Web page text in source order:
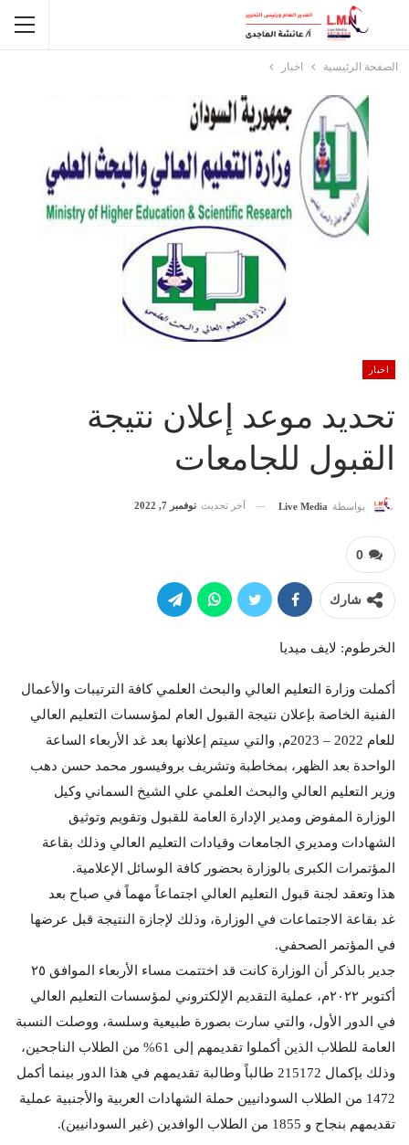
الصفحة الرئيسية اخبار
اخبار
تحديد موعد إعلان نتيجة
القبول للجامعات
بواسطة Live Media آخر تحديث نوفمبر 7, 2022
0
شارك
الخرطوم: لايف ميديا
أكملت وزارة التعليم العالي والبحث العلمي كافة الترتيبات والأعمال
الفنية الخاصة بإعلان نتيجة القبول العام لمؤسسات التعليم العالي
للعام 2022 – 2023م, والتي سيتم إعلانها بعد غد الأربعاء الساعة
الواحدة بعد الظهر، بمخاطبة وتشريف بروفيسور محمد حسن دهب
وزير التعليم العالي والبحث العلمي علي الشيخ السماني وكيل
الوزارة المفوض ومدير الإدارة العامة للقبول وتقويم وتوثيق
الشهادات ومديري الجامعات وقيادات التعليم العالي وذلك بقاعة
المؤتمرات الكبرى بالوزارة بحضور كافة الوسائل الإعلامية.
هذا وتعقد لجنة قبول التعليم العالي اجتماعاً مهماً في صباح بعد
غد بقاعة الاجتماعات في الوزارة، وذلك لإجازة النتيجة قبل عرضها
في المؤتمر الصحفي.
جدير بالذكر أن الوزارة كانت قد اختتمت مساء الأربعاء الموافق ٢٥
أكتوبر ٢٠٢٢م، عملية التقديم الإلكتروني لمؤسسات التعليم العالي
في الدور الأول، والتي سارت بصورة طبيعية وسلسة، ووصلت النسبة
العامة للطلاب الذين أكملوا تقديمهم إلى 61% من الطلاب الناجحين،
وذلك بإكمال 215172 طالباً وطالبة تقديمهم في هذا الدور بينما أكمل
1472 من الطلاب السودانيين حملة الشهادات العربية والأجنبية عملية
تقديمهم بنجاح و 1855 من الطلاب الوافدين (غير السودانيين).